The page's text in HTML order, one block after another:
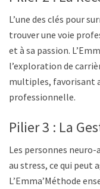
L’une des clés pour
trouver une voie
et à sa passion.
l’exploration de
multiples, favorisant
professionnelle.
Pilier 3 : La
Les personnes
au stress, ce qui peut
L’Emma’Méthode